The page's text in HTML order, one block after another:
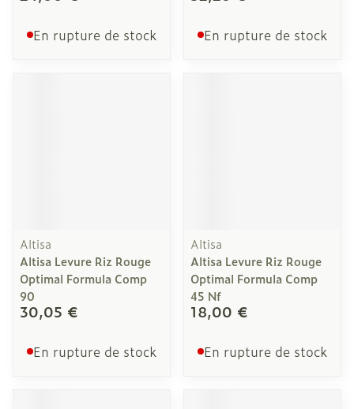
En rupture de stock En rupture de stock
Altisa
Altisa Levure Riz Rouge
Optimal Formula Comp
90
30,05 €
En rupture de stock
Altisa
Altisa Levure Riz Rouge
Optimal Formula Comp
45 Nf
18,00 €
En rupture de stock